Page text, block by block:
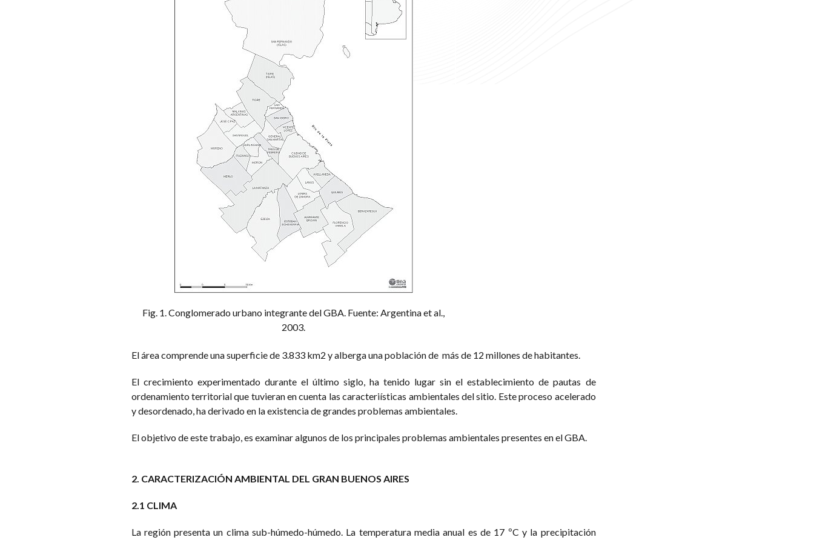
Fig. 1. Conglomerado urbano integrante del GBA. Fuente: Argentina et al.,
2003.
El área comprende una superficie de 3.833 km2 y alberga una población de más de 12 millones de habitantes.
El crecimiento experimentado durante el último siglo, ha tenido lugar sin el establecimiento de pautas de
ordenamiento territorial que tuvieran en cuenta las caracteriísticas ambientales del sitio. Este proceso acelerado
y desordenado, ha derivado en la existencia de grandes problemas ambientales.
El objetivo de este trabajo, es examinar algunos de los principales problemas ambientales presentes en el GBA.
2. CARACTERIZACIÓN AMBIENTAL DEL GRAN BUENOS AIRES
2.1 CLIMA
La región presenta un clima sub-húmedo-húmedo. La temperatura media anual es de 17 ºC y la precipitación